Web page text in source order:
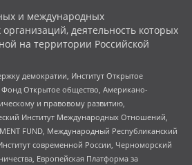
и международных
деятельность которых
на территории Российской
демократии, Институт Открытое
Открытое общество, Американо-
и правовому развитию,
Институт Международных Отношений,
FUND, Международный Республиканский
современной России, Черноморский
Европейская Платформа за